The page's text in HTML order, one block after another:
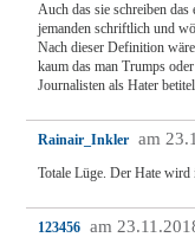
Auch das sie schreiben
jemanden schriftlich und
Nach dieser Definition
kaum das man Trumps
Journalisten als Hater
Rainair_Inkler am
Totale Lüge. Der Hate
123456 am